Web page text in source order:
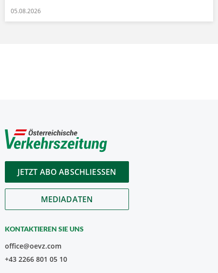
05.08.2026
JETZT ABO ABSCHLIESSEN
MEDIADATEN
KONTAKTIEREN SIE UNS
office@oevz.com
+43 2266 801 05 10